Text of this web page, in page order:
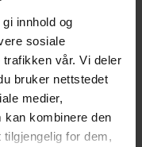
innhold og
sosiale
vår. Vi deler
bruker nettstedet
medier,
kan kombinere den
for dem,